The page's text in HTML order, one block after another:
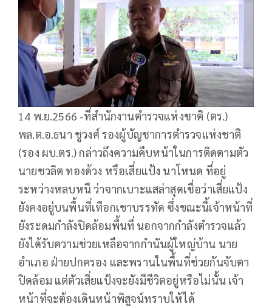
14 พ.ย.2566 -ที่สำนักงานตำรวจแห่งชาติ (ตร.)
พล.ต.อ.ธนา ชูวงศ์ รองผู้บัญชาการตำรวจแห่งชาติ
(รอง ผบ.ตร.) กล่าวถึงความคืบหน้าในการติดตามตัว
นายชวลิต ทองด้วง หรือเสี่ยแป้ง นาโหนด ที่อยู่
ระหว่างหลบหนี ว่าจากเบาะแสล่าสุดเชื่อว่าเสี่ยแป้ง
ยังคงอยู่บนพื้นที่เทือกเขาบรรทัด ซึ่งขณะนี้เจ้าหน้าที่
ยังระดมกำลังปิดล้อมพื้นที่ นอกจากกำลังตำรวจแล้ว
ยังได้รับความช่วยเหลือจากกำนันผู้ใหญ่บ้าน นาย
อำเภอ ฝ่ายปกครอง และพรานในพื้นที่ช่วยกันจับตา
ปิดล้อม แต่ตัวเสี่ยแป้งจะยังมีชีวิตอยู่หรือไม่นั้น เจ้า
หน้าที่จะต้องเดินหน้าพิสูจน์ทราบให้ได้